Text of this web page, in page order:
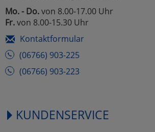
Mo. - Do.von 8.00-17.00 Uhr
Fr.von 8.00-15.30 Uhr
Kontaktformular
(06766) 903-225
(06766) 903-223
KUNDENSERVICE
Cookies
Einstellungen speichern